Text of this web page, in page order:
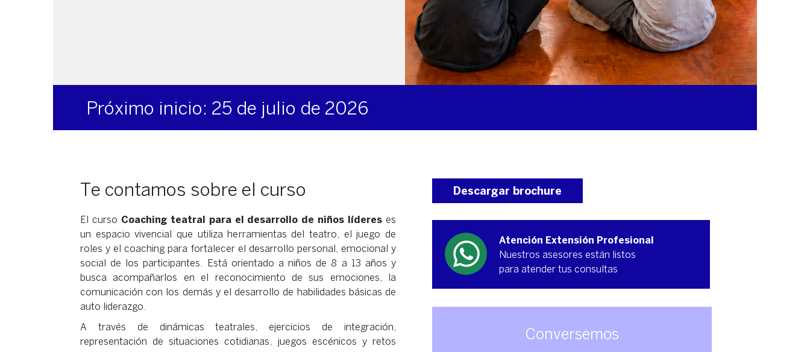
Próximo inicio: 25 de julio de 2026
Te contamos sobre el curso
El curso Coaching teatral para el desarrollo de niños líderes es
un espacio vivencial que utiliza herramientas del teatro, el juego de
roles y el coaching para fortalecer el desarrollo personal, emocional y
social de los participantes. Está orientado a niños de 8 a 13 años y
busca acompañarlos en el reconocimiento de sus emociones, la
comunicación con los demás y el desarrollo de habilidades básicas de
auto liderazgo.
A través de dinámicas teatrales, ejercicios de integración,
representación de situaciones cotidianas, juegos escénicos y retos
Descargar brochure
Atención Extensión Profesional
Nuestros asesores están listos
para atender tus consultas
Conversemos